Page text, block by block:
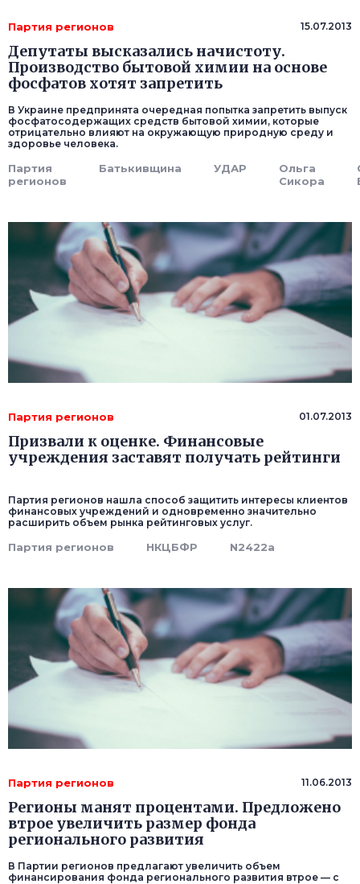
Партия регионов 15.07.2013
Депутаты высказались начистоту.
Производство бытовой химии на основе
фосфатов хотят запретить
В Украине предпринята очередная попытка запретить выпуск
фосфатосодержащих средств бытовой химии, которые
отрицательно влияют на окружающую природную среду и
здоровье человека.
Партия
регионов
Батькивщина УДАР
Ольга
Сикора
Партия регионов 01.07.2013
Призвали к оценке. Финансовые
учреждения заставят получать рейтинги
Партия регионов нашла способ защитить интересы клиентов
финансовых учреждений и одновременно значительно
расширить объем рынка рейтинговых услуг.
Партия регионов НКЦБФР N2422а
Партия регионов 11.06.2013
Регионы манят процентами. Предложено
втрое увеличить размер фонда
регионального развития
В Партии регионов предлагают увеличить объем
финансирования фонда регионального развития втрое — с